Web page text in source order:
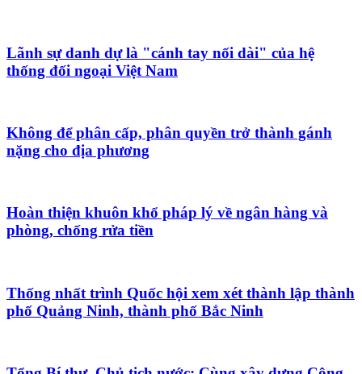
Lãnh sự danh dự là "cánh tay nối dài" của hệ
thống đối ngoại Việt Nam
Không để phân cấp, phân quyền trở thành gánh
nặng cho địa phương
Hoàn thiện khuôn khổ pháp lý về ngân hàng và
phòng, chống rửa tiền
Thống nhất trình Quốc hội xem xét thành lập thành
phố Quảng Ninh, thành phố Bắc Ninh